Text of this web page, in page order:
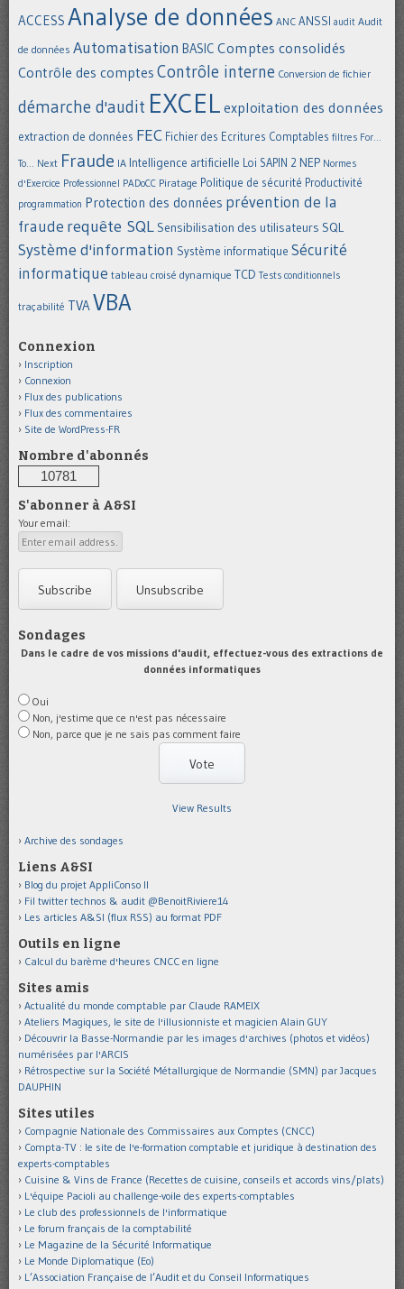
ACCESS Analyse de données ANC ANSSI audit Audit
de données Automatisation BASIC Comptes consolidés
Contrôle des comptes Contrôle interne Conversion de fichier
démarche d'audit EXCEL exploitation des données
extraction de données FEC Fichier des Ecritures Comptables filtres For...
To... Next Fraude IA Intelligence artificielle Loi SAPIN 2 NEP Normes
d'Exercice Professionnel PADoCC Piratage Politique de sécurité Productivité
programmation Protection des données prévention de la
fraude requête SQL Sensibilisation des utilisateurs SQL
Système d'information Système informatique Sécurité
informatique tableau croisé dynamique TCD Tests conditionnels
traçabilité TVAVBA
Connexion
Inscription
Connexion
Flux des publications
Flux des commentaires
Site de WordPress-FR
Nombre d'abonnés
10781
S'abonner à A&SI
Your email:
Sondages
Dans le cadre de vos missions d'audit, effectuez-vous des extractions de
données informatiques
Oui
Non, j'estime que ce n'est pas nécessaire
Non, parce que je ne sais pas comment faire
View Results
Archive des sondages
Liens A&SI
Blog du projet AppliConso II
Fil twitter technos & audit @BenoitRiviere14
Les articles A&SI (flux RSS) au format PDF
Outils en ligne
Calcul du barème d'heures CNCC en ligne
Sites amis
Actualité du monde comptable par Claude RAMEIX
Ateliers Magiques, le site de l'illusionniste et magicien Alain GUY
Découvrir la Basse-Normandie par les images d'archives (photos et vidéos)
numérisées par l'ARCIS
Rétrospective sur la Société Métallurgique de Normandie (SMN) par Jacques
DAUPHIN
Sites utiles
Compagnie Nationale des Commissaires aux Comptes (CNCC)
Compta-TV : le site de l'e-formation comptable et juridique à destination des
experts-comptables
Cuisine & Vins de France (Recettes de cuisine, conseils et accords vins/plats)
L'équipe Pacioli au challenge-voile des experts-comptables
Le club des professionnels de l'informatique
Le forum français de la comptabilité
Le Magazine de la Sécurité Informatique
Le Monde Diplomatique (Eo)
L’Association Française de l’Audit et du Conseil Informatiques